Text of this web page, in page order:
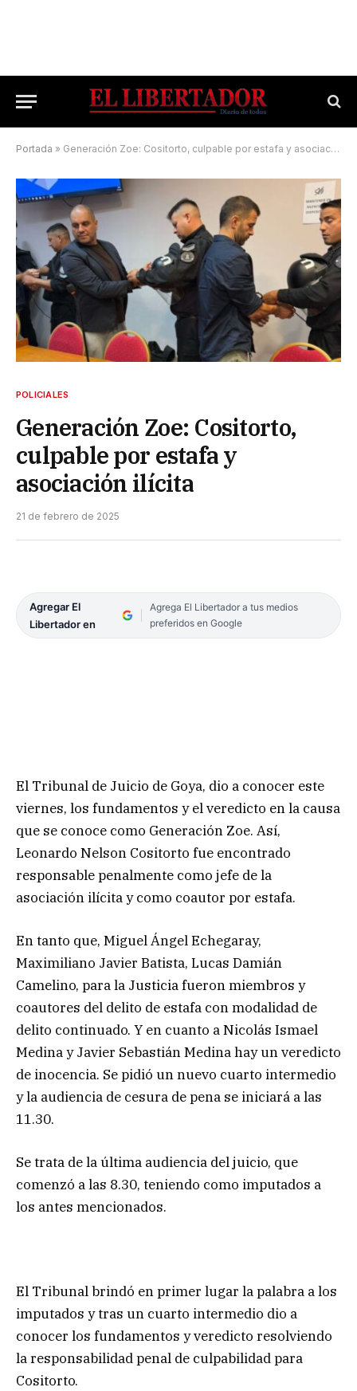
Portada » Generación Zoe: Cositorto, culpable por estafa y asociación ilícita
POLICIALES
Generación Zoe: Cositorto,
culpable por estafa y
asociación ilícita
21 de febrero de 2025
Agregar El
Libertador en
Agrega El Libertador a tus medios
preferidos en Google
El Tribunal de Juicio de Goya, dio a conocer este
viernes, los fundamentos y el veredicto en la causa
que se conoce como Generación Zoe. Así,
Leonardo Nelson Cositorto fue encontrado
responsable penalmente como jefe de la
asociación ilícita y como coautor por estafa.
En tanto que, Miguel Ángel Echegaray,
Maximiliano Javier Batista, Lucas Damián
Camelino, para la Justicia fueron miembros y
coautores del delito de estafa con modalidad de
delito continuado. Y en cuanto a Nicolás Ismael
Medina y Javier Sebastián Medina hay un veredicto
de inocencia. Se pidió un nuevo cuarto intermedio
y la audiencia de cesura de pena se iniciará a las
11.30.
Se trata de la última audiencia del juicio, que
comenzó a las 8.30, teniendo como imputados a
los antes mencionados.
El Tribunal brindó en primer lugar la palabra a los
imputados y tras un cuarto intermedio dio a
conocer los fundamentos y veredicto resolviendo
la responsabilidad penal de culpabilidad para
Cositorto.